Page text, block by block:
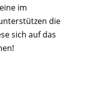
im
die
sich auf das